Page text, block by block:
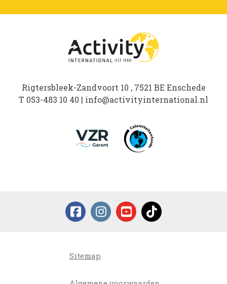
Rigtersbleek-Zandvoort 10 , 7521 BE Enschede
T 053-483 10 40 | info@activityinternational.nl
Sitemap